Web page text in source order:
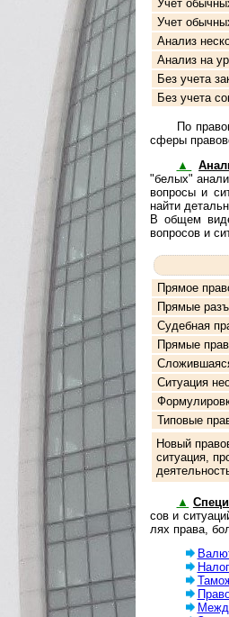
Учет
Учет
Анализ
Анализ на
Без учета
Без учета
По
сфе­ры
▲
"белых"
вопросы и
найти
В общем
вопросов и
Прямое
Прямые
Судебная
Прямые
Ситуация
Типовые
Новый
си­ту­а­ция,
▲
сов и
лях права,